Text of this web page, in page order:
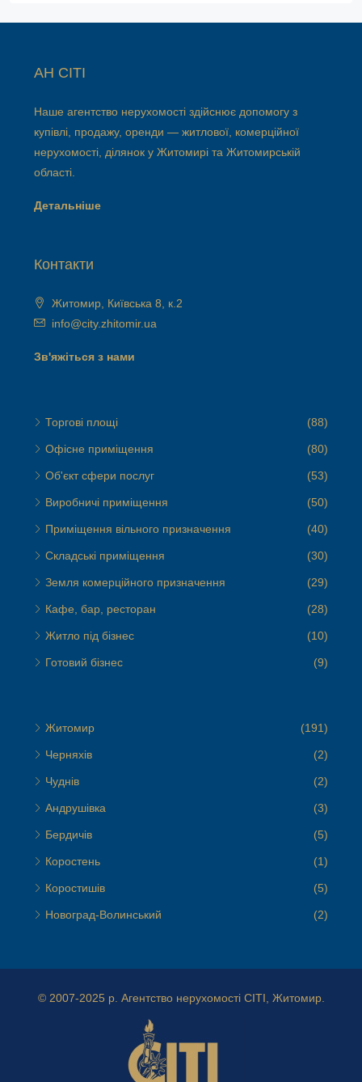
АН СІТІ
Наше агентство нерухомості здійснює допомогу з
купівлі, продажу, оренди — житлової, комерційної
нерухомості, ділянок у Житомирі та Житомирській
області.
Детальніше
Контакти
Житомир, Київська 8, к.2
info@city.zhitomir.ua
Зв'яжіться з нами
Торгові площі (88)
Офісне приміщення (80)
Об'єкт сфери послуг (53)
Виробничі приміщення (50)
Приміщення вільного призначення (40)
Складські приміщення (30)
Земля комерційного призначення (29)
Кафе, бар, ресторан (28)
Житло під бізнес (10)
Готовий бізнес (9)
Житомир (191)
Черняхів (2)
Чуднів (2)
Андрушівка (3)
Бердичів (5)
Коростень (1)
Коростишів (5)
Новоград-Волинський (2)
© 2007-2025 р. Агентство нерухомості СІТІ, Житомир.